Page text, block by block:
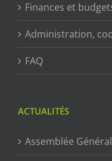
Finances et
Administration,
FAQ
ACTUALITÉS
Assemblée